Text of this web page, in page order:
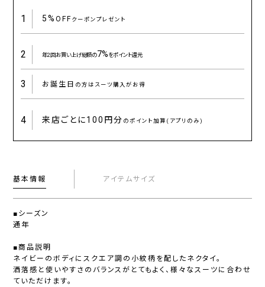
1 5%OFFクーポンプレゼント
2 年2回お買い上げ総額の7%をポイント還元
3 お誕生日 の方はスーツ購入がお得
4 来店ごとに100円分 のポイント加算(アプリのみ)
基本情報 アイテムサイズ
■シーズン
通年
■商品説明
ネイビーのボディにスクエア調の小紋柄を配したネクタイ。
洒落感と使いやすさのバランスがとてもよく、様々なスーツに合わせ
ていただけます。